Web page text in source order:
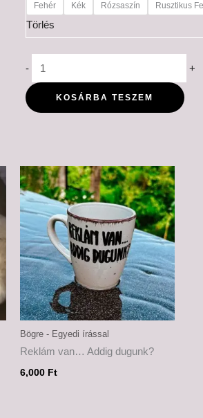
Fehér Kék Rózsaszín Rusztikus
Törlés
- +
KOSÁRBA TESZEM
Bögre - Egyedi írással
Reklám van… Addig dugunk?
6,000 Ft